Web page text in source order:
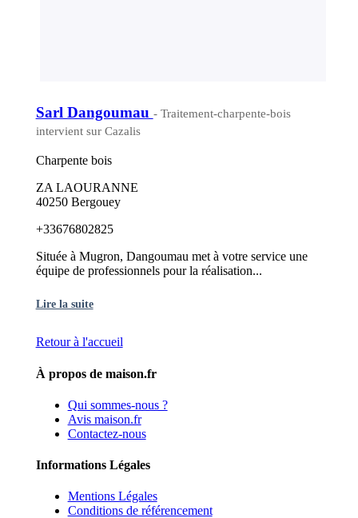
Sarl Dangoumau - Traitement-charpente-bois
intervient sur Cazalis
Charpente bois
ZA LAOURANNE
40250 Bergouey
+33676802825
Située à Mugron, Dangoumau met à votre service une
équipe de professionnels pour la réalisation...
Lire la suite
Retour à l'accueil
À propos de maison.fr
Qui sommes-nous ?
Avis maison.fr
Contactez-nous
Informations Légales
Mentions Légales
Conditions de référencement